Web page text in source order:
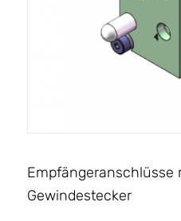
Empfängeranschlüsse
Gewindestecker